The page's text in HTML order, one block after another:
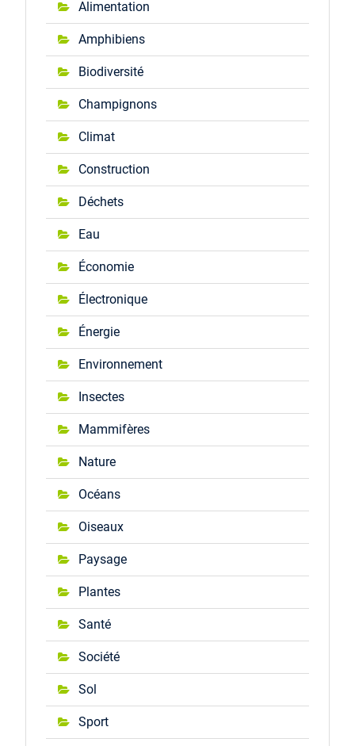
Alimentation
Amphibiens
Biodiversité
Champignons
Climat
Construction
Déchets
Eau
Économie
Électronique
Énergie
Environnement
Insectes
Mammifères
Nature
Océans
Oiseaux
Paysage
Plantes
Santé
Société
Sol
Sport